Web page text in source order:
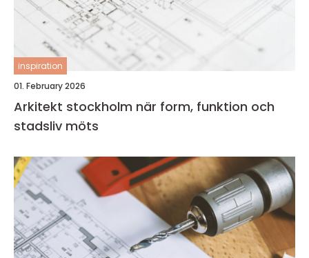
inspiration
01. February 2026
Arkitekt stockholm när form, funktion och
stadsliv möts